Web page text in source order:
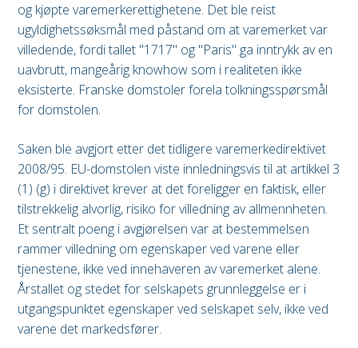
og kjøpte varemerkerettighetene. Det ble reist
ugyldighetssøksmål med påstand om at varemerket var
villedende, fordi tallet "1717" og "Paris" ga inntrykk av en
uavbrutt, mangeårig knowhow som i realiteten ikke
eksisterte. Franske domstoler forela tolkningsspørsmål
for domstolen.
Saken ble avgjort etter det tidligere varemerkedirektivet
2008/95. EU-domstolen viste innledningsvis til at artikkel 3
(1) (g) i direktivet krever at det foreligger en faktisk, eller
tilstrekkelig alvorlig, risiko for villedning av allmennheten.
Et sentralt poeng i avgjørelsen var at bestemmelsen
rammer villedning om egenskaper ved varene eller
tjenestene, ikke ved innehaveren av varemerket alene.
Årstallet og stedet for selskapets grunnleggelse er i
utgangspunktet egenskaper ved selskapet selv, ikke ved
varene det markedsfører.